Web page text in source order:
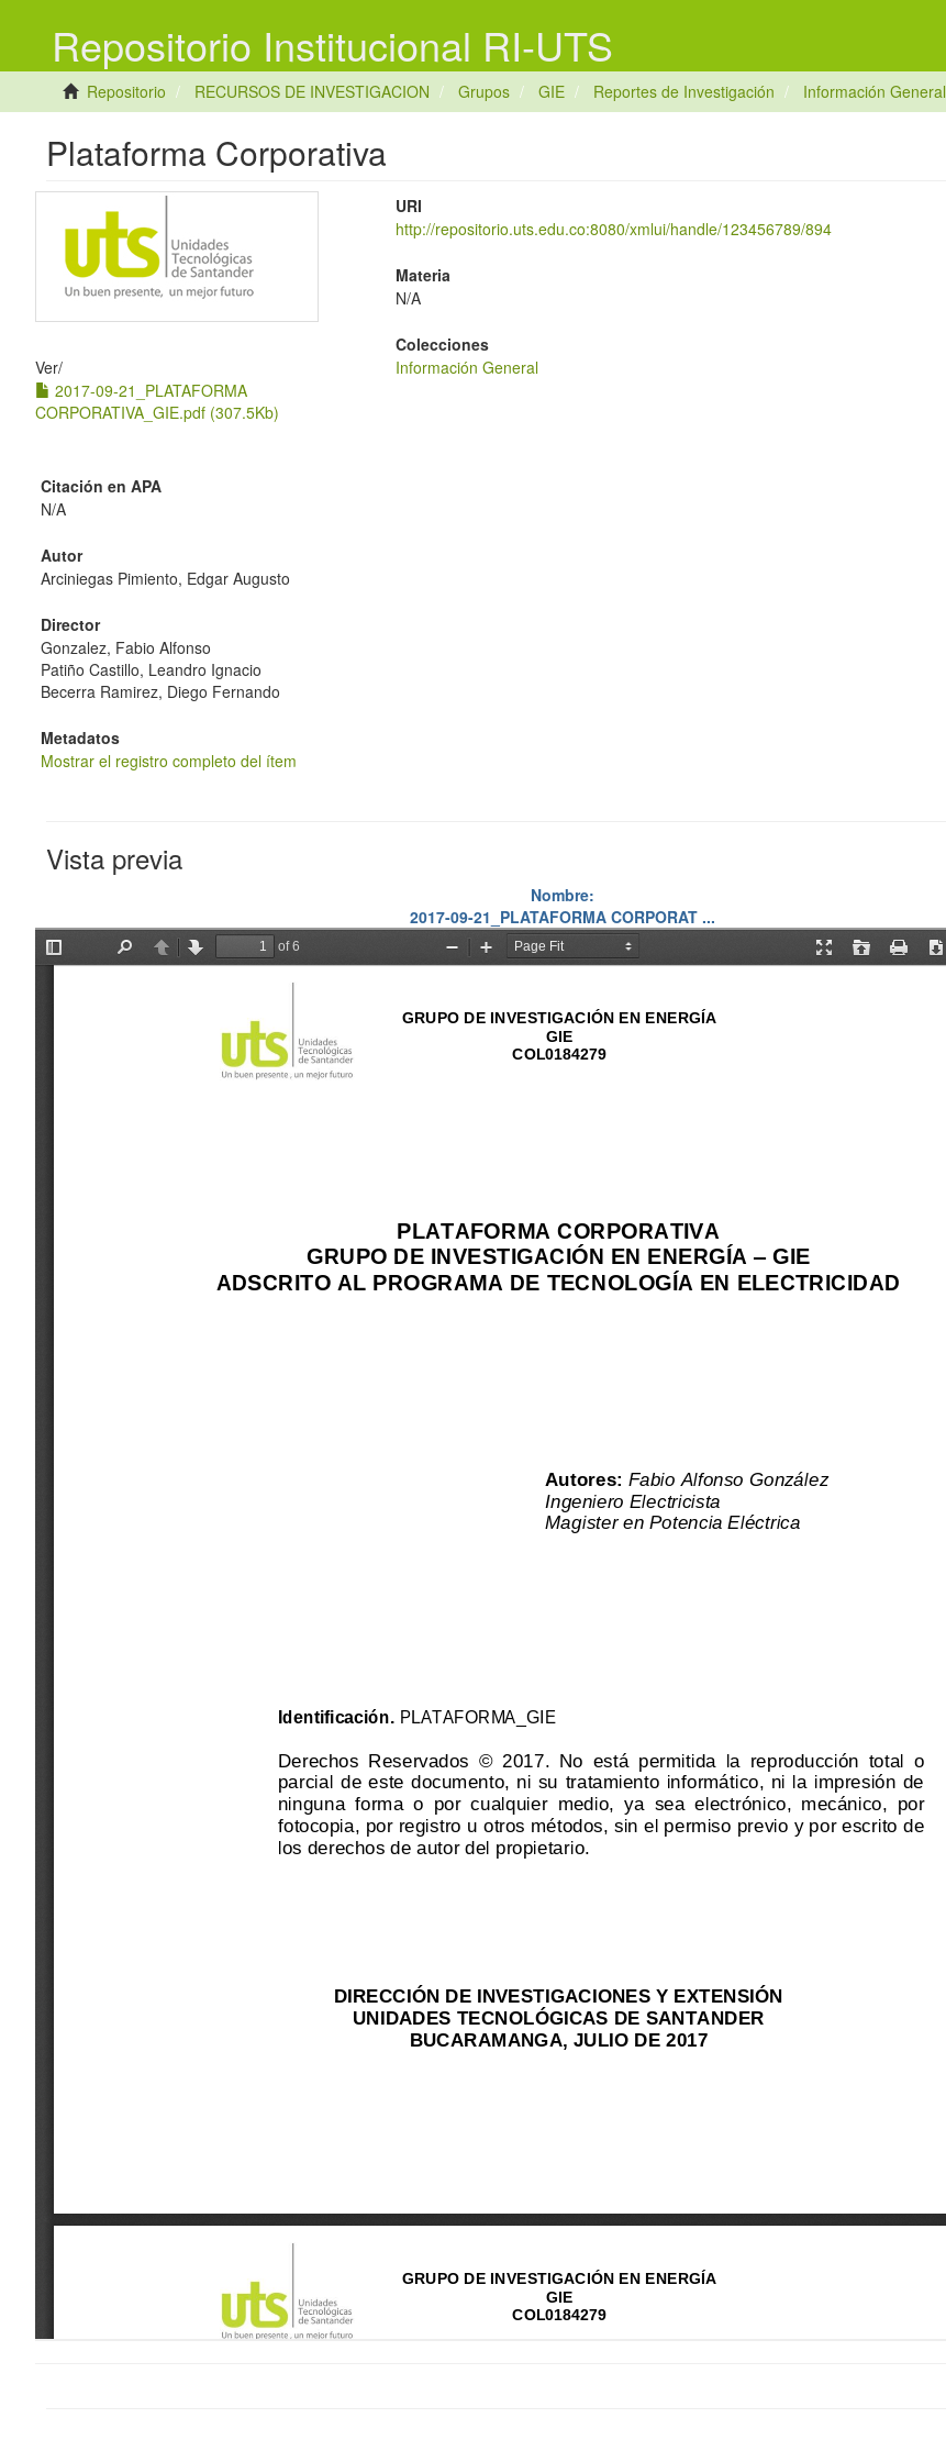
Repositorio Institucional RI-UTS
Repositorio RECURSOS DE INVESTIGACION Grupos GIE Reportes de Investigación Información General
Plataforma Corporativa
Ver/
2017-09-21_PLATAFORMA
CORPORATIVA_GIE.pdf (307.5Kb)
Citación en APA
N/A
Autor
Arciniegas Pimiento, Edgar Augusto
Director
Gonzalez, Fabio Alfonso
Patiño Castillo, Leandro Ignacio
Becerra Ramirez, Diego Fernando
Metadatos
Mostrar el registro completo del ítem
URI
http://repositorio.uts.edu.co:8080/xmlui/handle/123456789/894
Materia
N/A
Colecciones
Información General
Vista previa
Nombre:
2017-09-21_PLATAFORMA CORPORAT ...